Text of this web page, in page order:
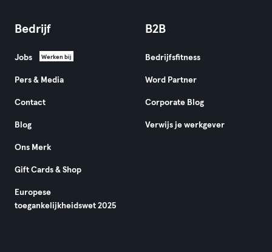
Bedrijf
Jobs Werken bij
Pers & Media
Contact
Blog
Ons Merk
Gift Cards & Shop
Europese
toegankelijkheidswet 2025
B2B
Bedrijfsfitness
Word Partner
Corporate Blog
Verwijs je werkgever